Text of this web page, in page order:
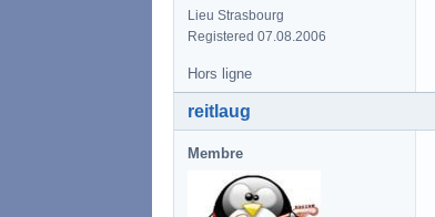
Lieu Strasbourg
Registered 07.08.2006
Hors ligne
reitlaug
Membre